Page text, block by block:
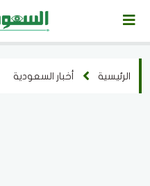
الرئيسية أخبار السعودية